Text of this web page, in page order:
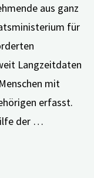
aus ganz
für
Langzeitdaten
mit
erfasst.
der …